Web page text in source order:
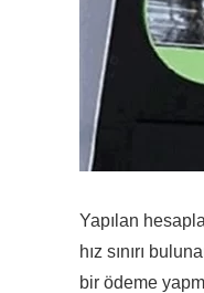
Yapılan
hız sınırı
bir ödeme